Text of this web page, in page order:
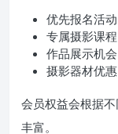
优先报名活动
专属摄影课程
作品展示机会
摄影器材优惠
会员权益会根据
丰富。